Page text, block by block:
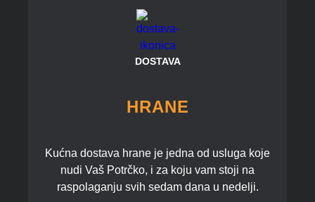
DOSTAVA
HRANE
Kućna dostava hrane je jedna od usluga koje
nudi Vaš Potrčko, i za koju vam stoji na
raspolaganju svih sedam dana u nedelji.